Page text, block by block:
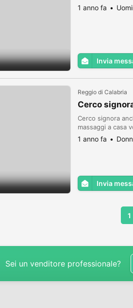
1 anno fa
Invia
Reggio di Calabria
Cerco
Cerco signora
massaggi a casa
1 anno fa
Invia
1
Sei un venditore professionale?